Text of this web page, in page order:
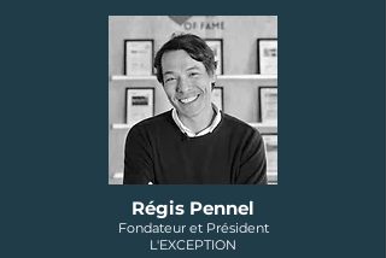
Régis Pennel
Fondateur et Président
L'EXCEPTION